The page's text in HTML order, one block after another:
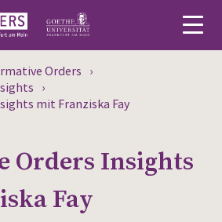
Orders ›
›
mit Franziska Fay
Orders Insights
Fay